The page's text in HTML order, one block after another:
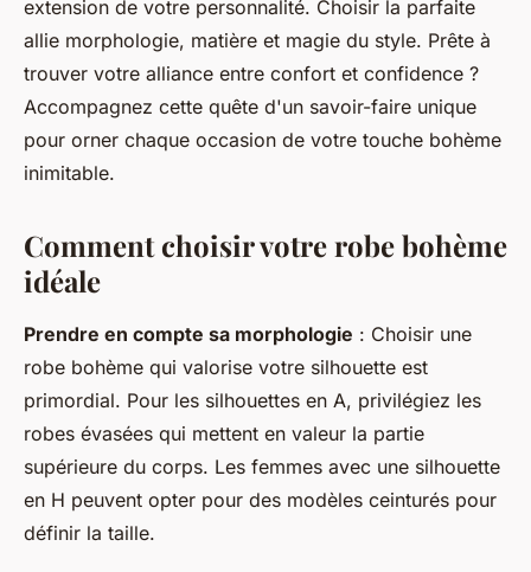
extension de votre personnalité. Choisir la parfaite
allie morphologie, matière et magie du style. Prête à
trouver votre alliance entre confort et confidence ?
Accompagnez cette quête d'un savoir-faire unique
pour orner chaque occasion de votre touche bohème
inimitable.
Comment choisir votre robe bohème
idéale
Prendre en compte sa morphologie : Choisir une
robe bohème qui valorise votre silhouette est
primordial. Pour les silhouettes en A, privilégiez les
robes évasées qui mettent en valeur la partie
supérieure du corps. Les femmes avec une silhouette
en H peuvent opter pour des modèles ceinturés pour
définir la taille.